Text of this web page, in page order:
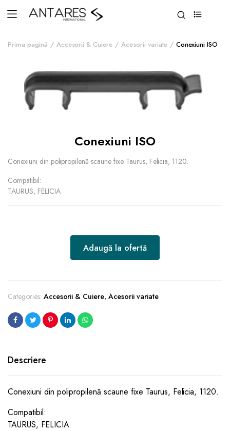
Prima pagină Accesorii & Cuiere Acesorii variate Conexiuni ISO
Conexiuni ISO
Conexiuni din polipropilenă scaune fixe Taurus, Felicia, 1120.
Compatibil:
TAURUS, FELICIA
Adaugă la ofertă
Categories: Accesorii & Cuiere,Acesorii variate
Descriere
Conexiuni din polipropilenă scaune fixe Taurus, Felicia, 1120.
Compatibil:
TAURUS, FELICIA